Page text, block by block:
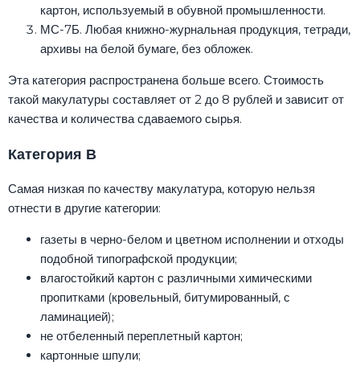
картон, используемый в обувной промышленности.
МС-7Б. Любая книжно-журнальная продукция, тетради,
архивы на белой бумаге, без обложек.
Эта категория распространена больше всего. Стоимость
такой макулатуры составляет от 2 до 8 рублей и зависит от
качества и количества сдаваемого сырья.
Категория В
Самая низкая по качеству макулатура, которую нельзя
отнести в другие категории:
газеты в черно-белом и цветном исполнении и отходы
подобной типографской продукции;
влагостойкий картон с различными химическими
пропитками (кровельный, битумированный, с
ламинацией);
не отбеленный переплетный картон;
картонные шпули;